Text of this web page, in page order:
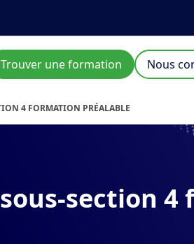
Trouver une formation Nous
4 FORMATION PRÉALABLE
section 4